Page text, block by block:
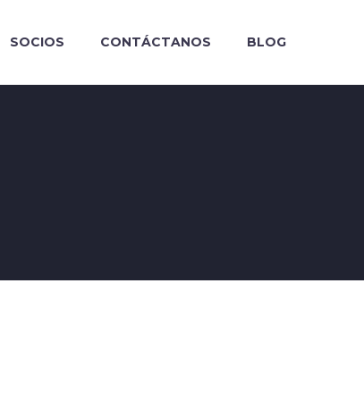
SOCIOS CONTÁCTANOS BLOG